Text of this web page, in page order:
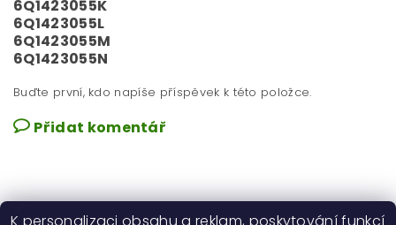
6Q1423055K
6Q1423055L
6Q1423055M
6Q1423055N
Buďte první, kdo napíše příspěvek k této položce.
Přidat komentář